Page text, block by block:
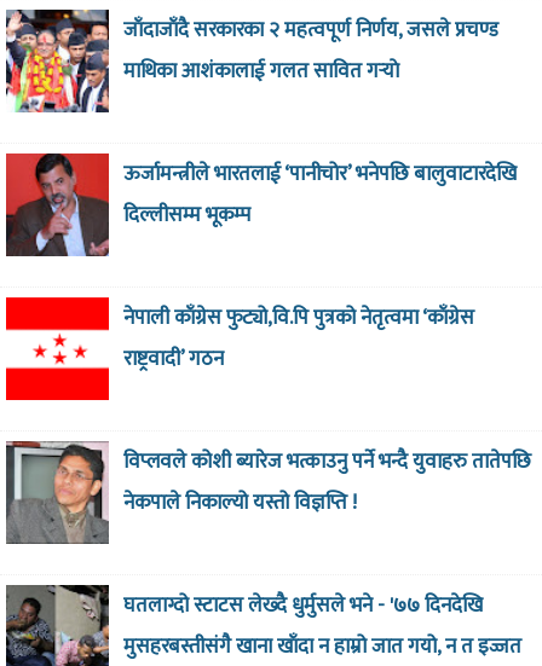
जाँदाजाँदै सरकारका २ महत्वपूर्ण निर्णय, जसले प्रचण्ड
माथिका आशंकालाई गलत सावित गर्‍याे
ऊर्जामन्त्रीले भारतलाई ‘पानीचोर’ भनेपछि बालुवाटारदेखि
दिल्लीसम्म भूकम्प
नेपाली काँग्रेस फुट्यो,वि.पि पुत्रको नेतृत्वमा ‘काँग्रेस
राष्ट्रवादी’ गठन
विप्लवले कोशी ब्यारेज भत्काउनु पर्ने भन्दै युवाहरु तातेपछि
नेकपाले निकाल्यो यस्तो विज्ञप्ति !
घतलाग्दो स्टाटस लेख्दै धुर्मुसले भने - '७७ दिनदेखि
मुसहरबस्तीसंगै खाना खाँदा न हाम्रो जात गयो, न त इज्जत